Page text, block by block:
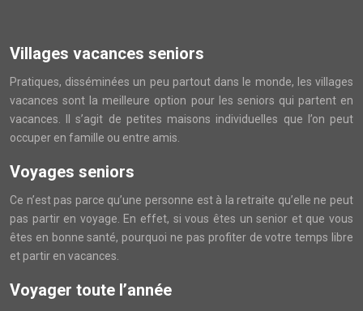
Villages vacances seniors
Pratiques, disséminées un peu partout dans le monde, les villages
vacances sont la meilleure option pour les seniors qui partent en
vacances. Il s’agit de petites maisons individuelles que l’on peut
occuper en famille ou entre amis.
Voyages seniors
Ce n’est pas parce qu’une personne est à la retraite qu’elle ne peut
pas partir en voyage. En effet, si vous êtes un senior et que vous
êtes en bonne santé, pourquoi ne pas profiter de votre temps libre
et partir en vacances.
Voyager toute l’année